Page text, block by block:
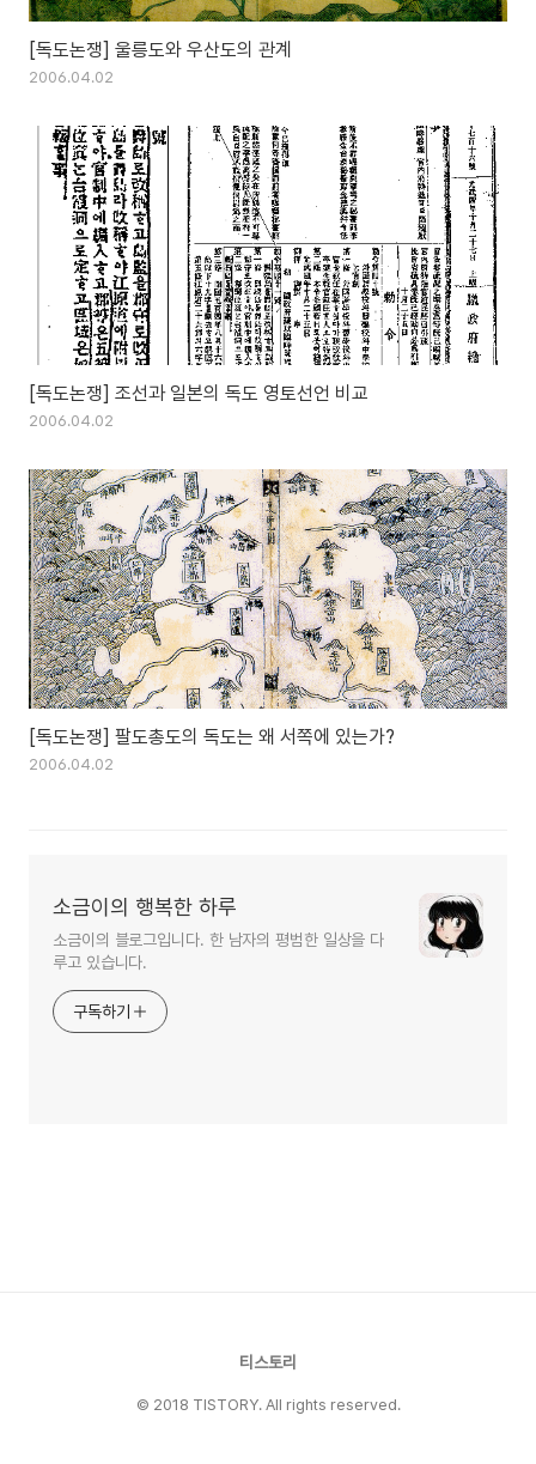
[독도논쟁] 울릉도와 우산도의 관계
2006.04.02
[독도논쟁] 조선과 일본의 독도 영토선언 비교
2006.04.02
[독도논쟁] 팔도총도의 독도는 왜 서쪽에 있는가?
2006.04.02
소금이의 행복한 하루
소금이의 블로그입니다. 한 남자의 평범한 일상을 다
루고 있습니다.
구독하기
티스토리
© 2018 TISTORY. All rights reserved.